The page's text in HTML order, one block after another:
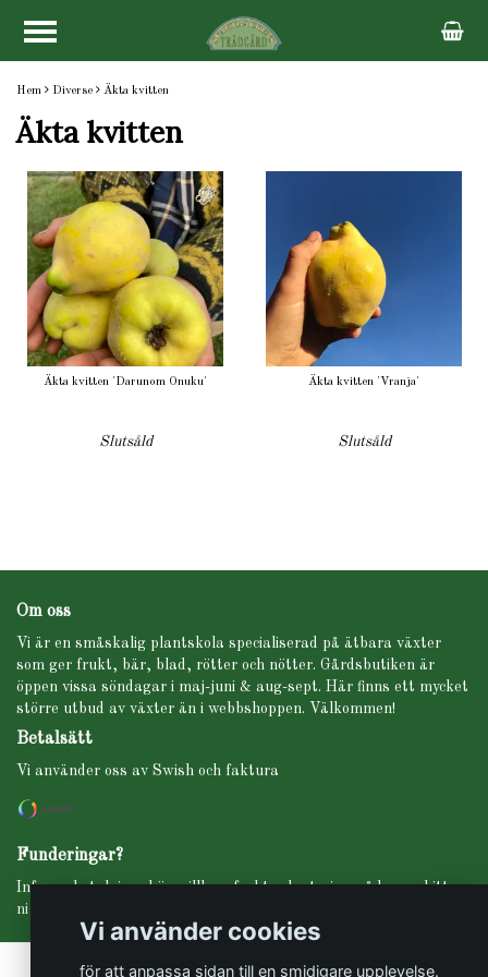
Hem Diverse Äkta kvitten
Äkta kvitten
Äkta kvitten 'Darunom Onuku'
Slutsåld
Äkta kvitten 'Vranja'
Slutsåld
Om oss
Vi är en småskalig plantskola specialiserad på ätbara växter
som ger frukt, bär, blad, rötter och nötter. Gårdsbutiken är
öppen vissa söndagar i maj-juni & aug-sept. Här finns ett mycket
större utbud av växter än i webbshoppen. Välkommen!
Betalsätt
Vi använder oss av Swish och faktura
Funderingar?
Info om betalning, köpevillkor, frakt, planteringsråd m.m. hittar
ni under fliken INFO i menyn högst upp.
Vi använder cookies
för att anpassa sidan till en smidigare upplevelse.